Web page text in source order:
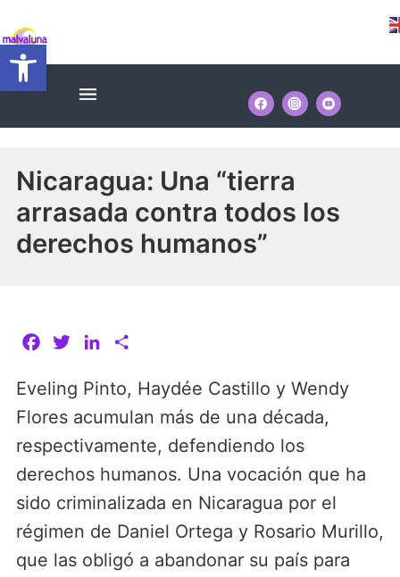
Abrir barra de herramientas
Menú
Nicaragua: Una “tierra
arrasada contra todos los
derechos humanos”
c
e
o
o
k
i
t
t
e
r
n
k
I
n
m
p
t
i
r
Eveling Pinto, Haydée Castillo y Wendy
Flores acumulan más de una década,
respectivamente, defendiendo los
derechos humanos. Una vocación que ha
sido criminalizada en Nicaragua por el
régimen de Daniel Ortega y Rosario Murillo,
que las obligó a abandonar su país para